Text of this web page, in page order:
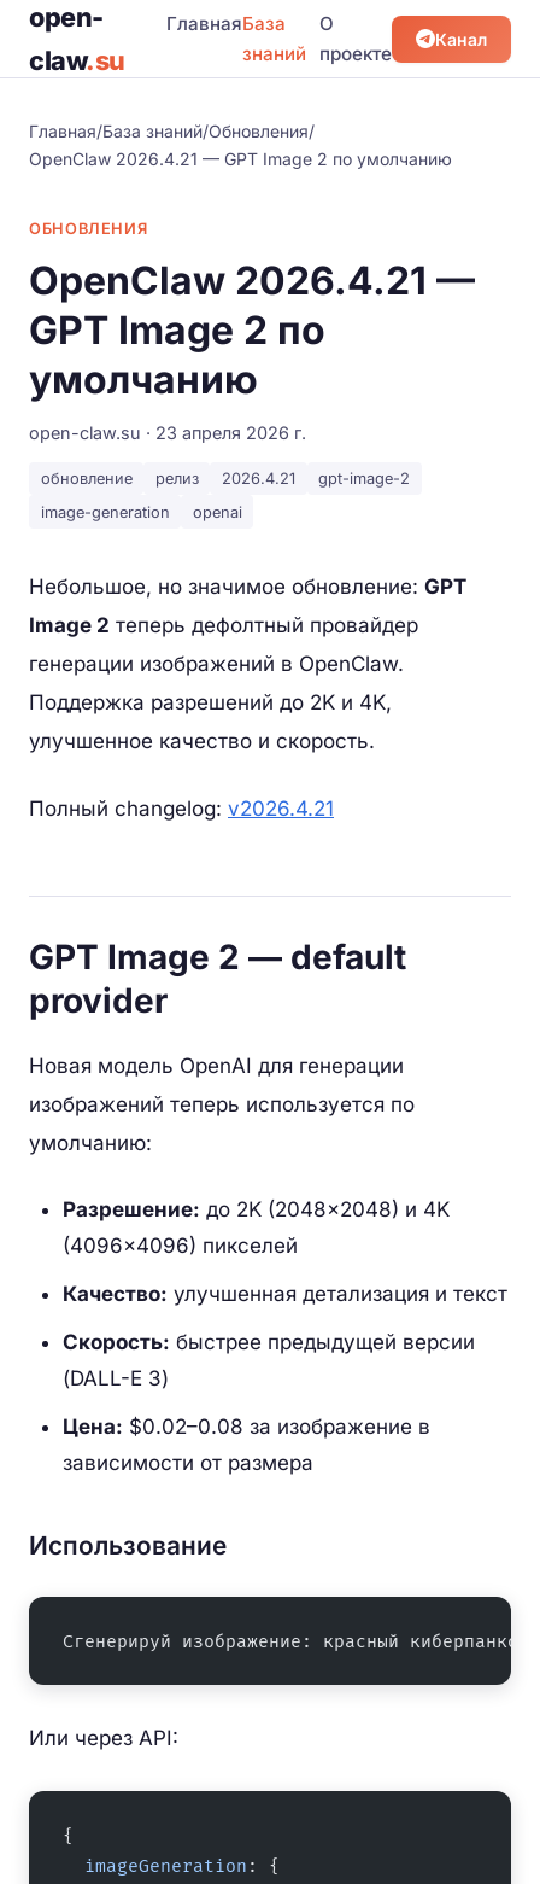
open-
claw.su
ГлавнаяБаза
знаний
О
проекте
Канал
Главная/База знаний/Обновления/
OpenClaw 2026.4.21 — GPT Image 2 по умолчанию
ОБНОВЛЕНИЯ
OpenClaw 2026.4.21 —
GPT Image 2 по
умолчанию
open-claw.su · 23 апреля 2026 г.
обновление релиз 2026.4.21
gpt-image-2
image-generation
openai
Небольшое, но значимое обновление: GPT
Image 2 теперь дефолтный провайдер
генерации изображений в OpenClaw.
Поддержка разрешений до 2K и 4K,
улучшенное качество и скорость.
Полный changelog: v2026.4.21
GPT Image 2 — default
provider
Новая модель OpenAI для генерации
изображений теперь используется по
умолчанию:
Разрешение: до 2K (2048×2048) и 4K
(4096×4096) пикселей
Качество: улучшенная детализация и текст
Скорость: быстрее предыдущей версии
(DALL-E 3)
Цена: $0.02–0.08 за изображение в
зависимости от размера
Использование
Сгенерируй изображение: красный
Или через API:
{
  imageGeneration
: {